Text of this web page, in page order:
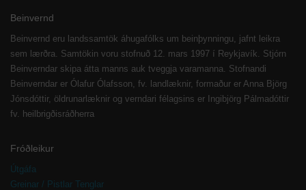
Beinvernd
Beinvernd eru landssamtök áhugafólks um beinþynningu, jafnt leikra
sem lærðra. Samtökin voru stofnuð 12. mars 1997 í Reykjavík. Stjórn
Beinverndar skipa átta manns auk tveggja varamanna. Stofnandi
Beinverndar er Ólafur Ólafsson, fv. landlæknir, formaður er Anna Björg
Jónsdóttir, öldrunarlæknir og verndari félagsins er Ingibjörg Pálmadóttir
fv. heilbrigðisráðherra
Fróðleikur
Útgáfa
Greinar / Pistlar Tenglar